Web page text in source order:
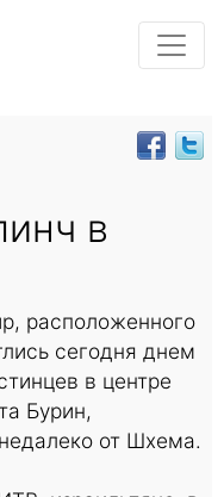
в
расположенного
сегодня днем
в центре
Бурин,
от Шхема.